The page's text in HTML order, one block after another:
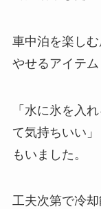
車中泊を楽し
やせるアイテム
「水に氷を入
て気持ちいい
もいました。
工夫次第で冷却